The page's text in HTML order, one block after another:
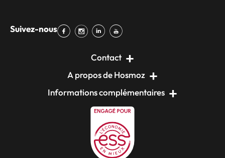
Suivez-nous
Contact
A propos de Hosmoz
Informations complémentaires